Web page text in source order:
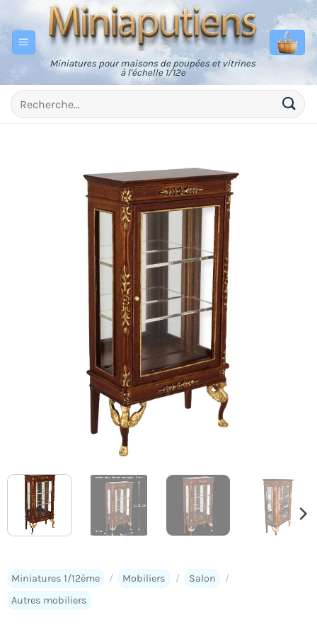
au
contenu
Miniatures pour maisons de poupées et vitrines
à l'échelle 1/12e
Recherche
pour :
Miniatures 1/12ème / Mobiliers / Salon
/
Autres mobiliers